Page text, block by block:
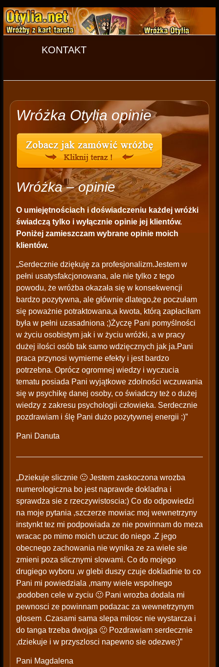
KONTAKT
Wróżka Otylia opinie
Wróżka – opinie
O umiejętnościach i doświadczeniu każdej wróżki
świadczą tylko i wyłącznie opinie jej klientów.
Poniżej zamieszczam wybrane opinie moich
klientów.
„Serdecznie dziękuję za profesjonalizm.Jestem w
pełni usatysfakcjonowana, ale nie tylko z tego
powodu, że wróżba okazała się w konsekwencji
bardzo pozytywna, ale głównie dlatego,że poczułam
się poważnie potraktowana,a kwota, którą zapłaciłam
była w pełni uzasadniona ;)Życzę Pani pomyślności
w życiu osobistym jak i w życiu wróżki, a w pracy
dużej ilości osób tak samo wdzięcznych jak ja.Pani
praca przynosi wymierne efekty i jest bardzo
potrzebna. Oprócz ogromnej wiedzy i wyczucia
tematu posiada Pani wyjątkowe zdolności wczuwania
się w psychikę danej osoby, co świadczy też o dużej
wiedzy z zakresu psychologii człowieka. Serdecznie
pozdrawiam i ślę Pani dużo pozytywnej energii :)”
Pani Danuta
„Dziekuje slicznie 🙂 Jestem zaskoczona wrozba
numerologiczna bo jest naprawde dokladna i
sprawdza sie z rzeczywistoscia:) Co do odpowiedzi
na moje pytania ,szczerze mowiac moj wewnetrzyny
instynkt tez mi podpowiada ze nie powinnam do meza
wracac po mimo moich uczuc do niego .Z jego
obecnego zachowania nie wynika ze za wiele sie
zmieni poza slicznymi slowami. Co do mojego
drugiego wyboru ,w glebi duszy czuje dokladnie to co
Pani mi powiedziala ,mamy wiele wspolnego
,podoben cele w zyciu 🙂 Pani wrozba dodala mi
pewnosci ze powinnam podazac za wewnetrzynym
glosem .Czasami sama slepa milosc nie wystarcza i
do tanga trzeba dwojga 🙂 Pozdrawiam serdecznie
,dziekuje i w przyszlosci napewno sie odezwe:)”
Pani Magdalena